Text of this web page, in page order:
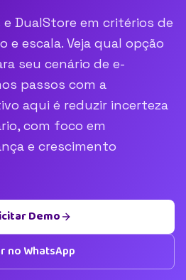
DualStore em critérios de
e escala. Veja qual opção
seu cenário de e-
passos com a
aqui é reduzir incerteza
com foco em
e crescimento
Demo
no WhatsApp